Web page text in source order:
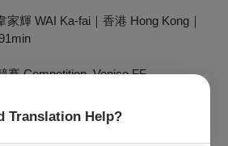
Translation Help?
輝 WAI Ka-fai｜香港 Hong Kong｜
賽 Competition, Venice FF
IFF
佳編劇Best Screenplay, Hong Kong